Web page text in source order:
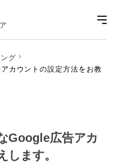
グ
カウントの設定方法をお教
Google広告アカ
します。